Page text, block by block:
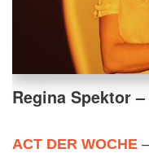
Regina Spektor
ACT DER WOCHE